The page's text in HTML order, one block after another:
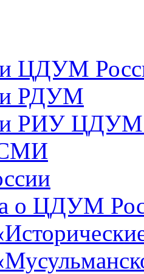
ЦДУМ
РДУМ
РИУ ЦДУМ
о ЦДУМ